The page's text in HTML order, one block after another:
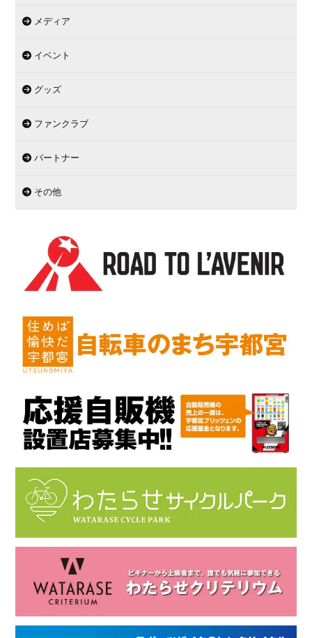
メディア
イベント
グッズ
ファンクラブ
パートナー
その他